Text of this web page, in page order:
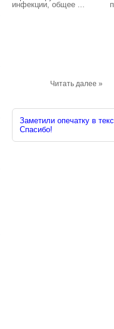
инфекции, общее ...
Читать далее »
Заметили опечатку в
Спасибо!